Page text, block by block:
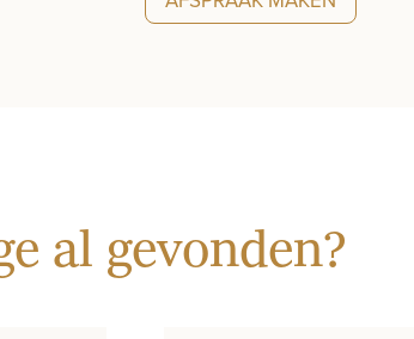
al gevonden?